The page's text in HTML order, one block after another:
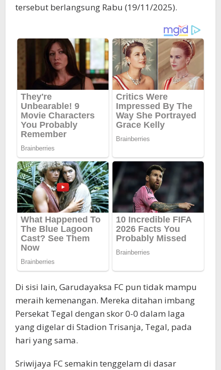
tersebut berlangsung Rabu (19/11/2025).
Di sisi lain, Garudayaksa FC pun tidak mampu
meraih kemenangan. Mereka ditahan imbang
Persekat Tegal dengan skor 0-0 dalam laga
yang digelar di Stadion Trisanja, Tegal, pada
hari yang sama.
Sriwijaya FC semakin tenggelam di dasar